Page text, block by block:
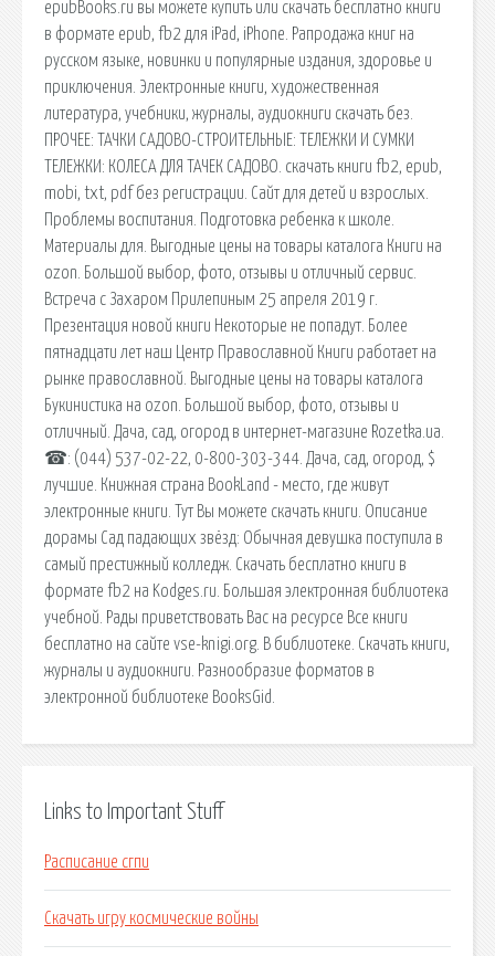
epubBooks.ru вы можете купить или скачать бесплатно книги
в формате epub, fb2 для iPad, iPhone. Рапродажа книг на
русском языке, новинки и популярные издания, здоровье и
приключения. Электронные книги, художественная
литература, учебники, журналы, аудиокниги скачать без.
ПРОЧЕЕ: ТАЧКИ САДОВО-СТРОИТЕЛЬНЫЕ: ТЕЛЕЖКИ И СУМКИ
ТЕЛЕЖКИ: КОЛЕСА ДЛЯ ТАЧЕК САДОВО. скачать книги fb2, epub,
mobi, txt, pdf без регистрации. Сайт для детей и взрослых.
Проблемы воспитания. Подготовка ребенка к школе.
Материалы для. Выгодные цены на товары каталога Книги на
ozon. Большой выбор, фото, отзывы и отличный сервис.
Встреча с Захаром Прилепиным 25 апреля 2019 г.
Презентация новой книги Некоторые не попадут. Более
пятнадцати лет наш Центр Православной Книги работает на
рынке православной. Выгодные цены на товары каталога
Букинистика на ozon. Большой выбор, фото, отзывы и
отличный. Дача, сад, огород в интернет-магазине Rozetka.ua.
☎: (044) 537-02-22, 0-800-303-344. Дача, сад, огород, $
лучшие. Книжная страна BookLand - место, где живут
электронные книги. Тут Вы можете скачать книги. Описание
дорамы Сад падающих звёзд: Обычная девушка поступила в
самый престижный колледж. Скачать бесплатно книги в
формате fb2 на Kodges.ru. Большая электронная библиотека
учебной. Рады приветствовать Вас на ресурсе Все книги
бесплатно на сайте vse-knigi.org. В библиотеке. Скачать книги,
журналы и аудиокниги. Разнообразие форматов в
электронной библиотеке BooksGid.
Links to Important Stuff
Расписание сгпи
Скачать игру космические войны